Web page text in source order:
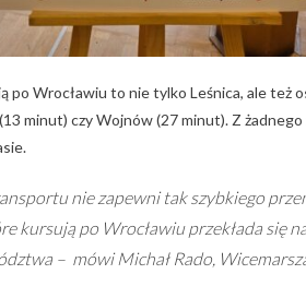
po Wrocławiu to nie tylko Leśnica, ale też
minut) czy Wojnów (27 minut). Z
nie zapewni tak szybkiego
kursują po Wrocławiu przekłada się
– mówi Michał Rado,